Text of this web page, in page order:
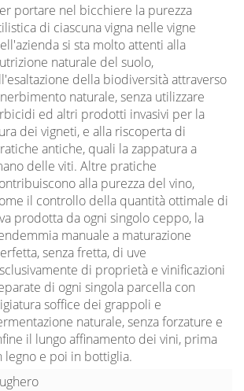
portare nel bicchiere la purezza
di ciascuna vigna nelle vigne
si sta molto attenti alla
naturale del suolo,
della biodiversità attraverso
naturale, senza utilizzare
ed altri prodotti invasivi per la
dei vigneti, e alla riscoperta di
antiche, quali la zappatura a
delle viti. Altre pratiche
alla purezza del vino,
il controllo della quantità ottimale di
prodotta da ogni singolo ceppo, la
manuale a maturazione
senza fretta, di uve
di proprietà e vinificazioni
di ogni singola parcella con
soffice dei grappoli e
naturale, senza forzature e
il lungo affinamento dei vini, prima
legno e poi in bottiglia.